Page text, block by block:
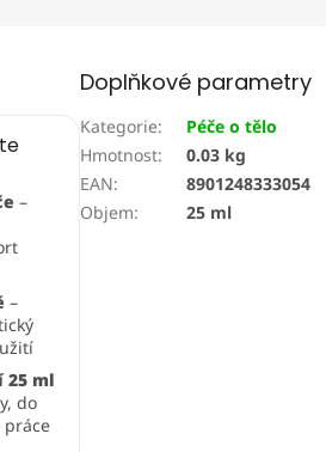
–
–
25 ml
do
práce
Doplňkové parametry
Kategorie:
Péče o tělo
Hmotnost:
0.03 kg
EAN:
8901248333054
Objem: 25 ml